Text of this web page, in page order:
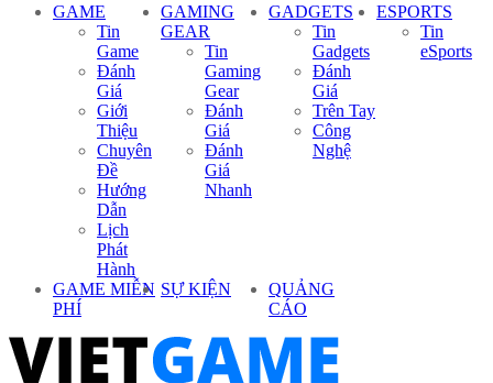
GAME
Tin
Game
Đánh
Giá
Giới
Thiệu
Chuyên
Đề
Hướng
Dẫn
Lịch
Phát
Hành
GAMING
GEAR
Tin
Gaming
Gear
Đánh
Giá
Đánh
Giá
Nhanh
GADGETS
Tin
Gadgets
Đánh
Giá
Trên Tay
Công
Nghệ
ESPORTS
Tin
eSports
GAME MIỄN
PHÍ
SỰ KIỆN
QUẢNG
CÁO